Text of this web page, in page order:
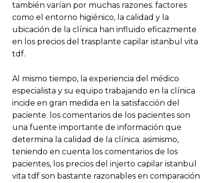
también varían por muchas razones. factores
como el entorno higiénico, la calidad y la
ubicación de la clínica han influido eficazmente
en los precios del trasplante capilar istanbul vita
tdf.
al mismo tiempo, la experiencia del médico
especialista y su equipo trabajando en la clínica
incide en gran medida en la satisfacción del
paciente. los comentarios de los pacientes son
una fuente importante de información que
determina la calidad de la clínica. asimismo,
teniendo en cuenta los comentarios de los
pacientes, los precios del injerto capilar istanbul
vita tdf son bastante razonables en comparación